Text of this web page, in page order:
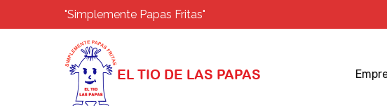
"Simplemente Papas Fritas"
EL TIO DE LAS PAPAS